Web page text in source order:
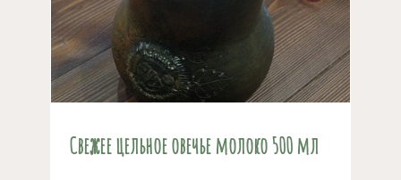
Свежее цельное овечье молоко 500 мл